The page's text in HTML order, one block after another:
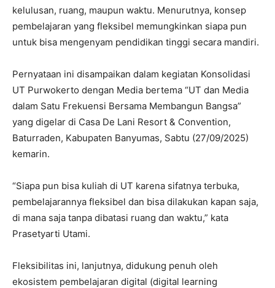
kelulusan, ruang, maupun waktu. Menurutnya, konsep
pembelajaran yang fleksibel memungkinkan siapa pun
untuk bisa mengenyam pendidikan tinggi secara mandiri.
Pernyataan ini disampaikan dalam kegiatan Konsolidasi
UT Purwokerto dengan Media bertema “UT dan Media
dalam Satu Frekuensi Bersama Membangun Bangsa”
yang digelar di Casa De Lani Resort & Convention,
Baturraden, Kabupaten Banyumas, Sabtu (27/09/2025)
kemarin.
“Siapa pun bisa kuliah di UT karena sifatnya terbuka,
pembelajarannya fleksibel dan bisa dilakukan kapan saja,
di mana saja tanpa dibatasi ruang dan waktu,” kata
Prasetyarti Utami.
Fleksibilitas ini, lanjutnya, didukung penuh oleh
ekosistem pembelajaran digital (digital learning